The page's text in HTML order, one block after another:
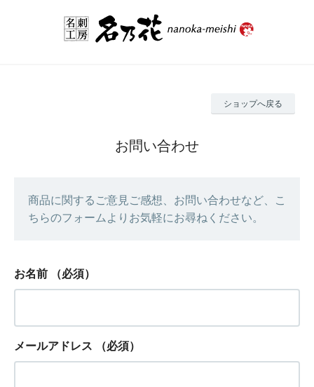
ショップへ戻る
お問い合わせ
商品に関するご意見ご感想、お問い合わせなど、こ
ちらのフォームよりお気軽にお尋ねください。
お名前 （必須）
メールアドレス （必須）